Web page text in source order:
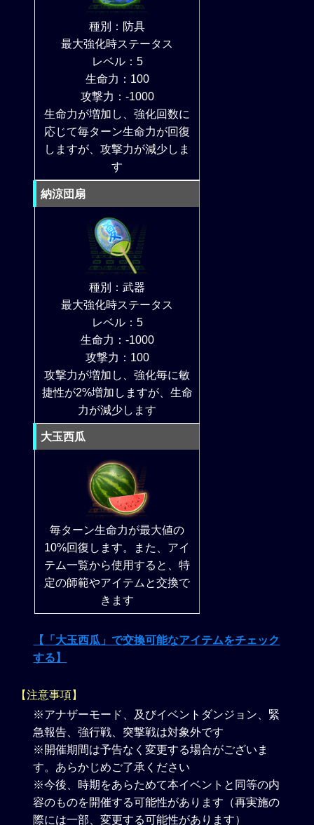
種別：防具
最大強化時ステータス
レベル：5
生命力：100
攻撃力：-1000
生命力が増加し、強化回数に
応じて毎ターン生命力が回復
しますが、攻撃力が減少しま
す
納涼団扇
種別：武器
最大強化時ステータス
レベル：5
生命力：-1000
攻撃力：100
攻撃力が増加し、強化毎に敏
捷性が2%増加しますが、生命
力が減少します
大玉西瓜
毎ターン生命力が最大値の
10%回復します。また、アイ
テム一覧から使用すると、特
定の師範やアイテムと交換で
きます
【「大玉西瓜」で交換可能なアイテムをチェック
する】
【注意事項】
※アナザーモード、及びイベントダンジョン、緊
急報告、強行戦、突撃戦は対象外です
※開催期間は予告なく変更する場合がございま
す。あらかじめご了承ください
※今後、時期をあらためて本イベントと同等の内
容のものを開催する可能性があります（再実施の
際には一部、変更する可能性があります）